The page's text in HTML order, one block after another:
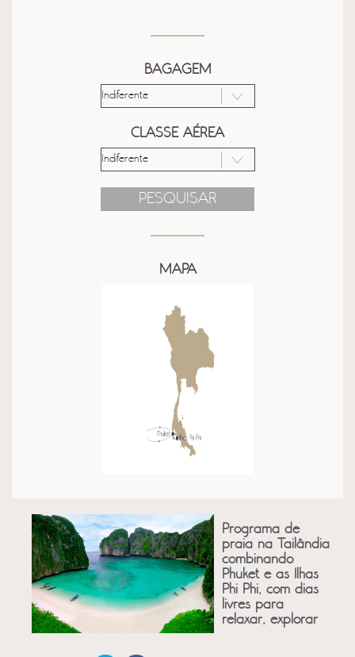
BAGAGEM
CLASSE AÉREA
PESQUISAR
MAPA
Programa de
praia na Tailândia
combinando
Phuket e as Ilhas
Phi Phi, com dias
livres para
relaxar, explorar